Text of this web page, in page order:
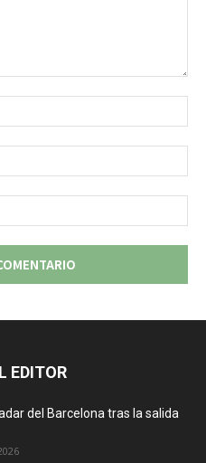
EDITOR
del Barcelona tras la salida